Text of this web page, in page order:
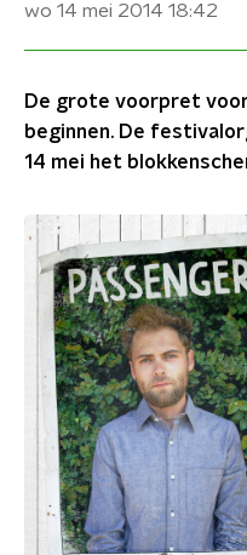
wo 14 mei 2014 18:42
De grote voorpret
beginnen. De
14 mei het